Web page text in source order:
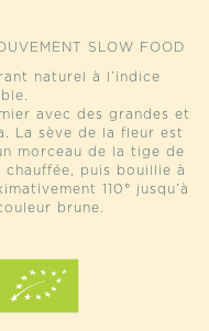
SLOW FOOD
naturel à l’indice
avec des grandes et
La sève de la fleur est
morceau de la tige de
puis bouillie à
110° jusqu’à
brune.